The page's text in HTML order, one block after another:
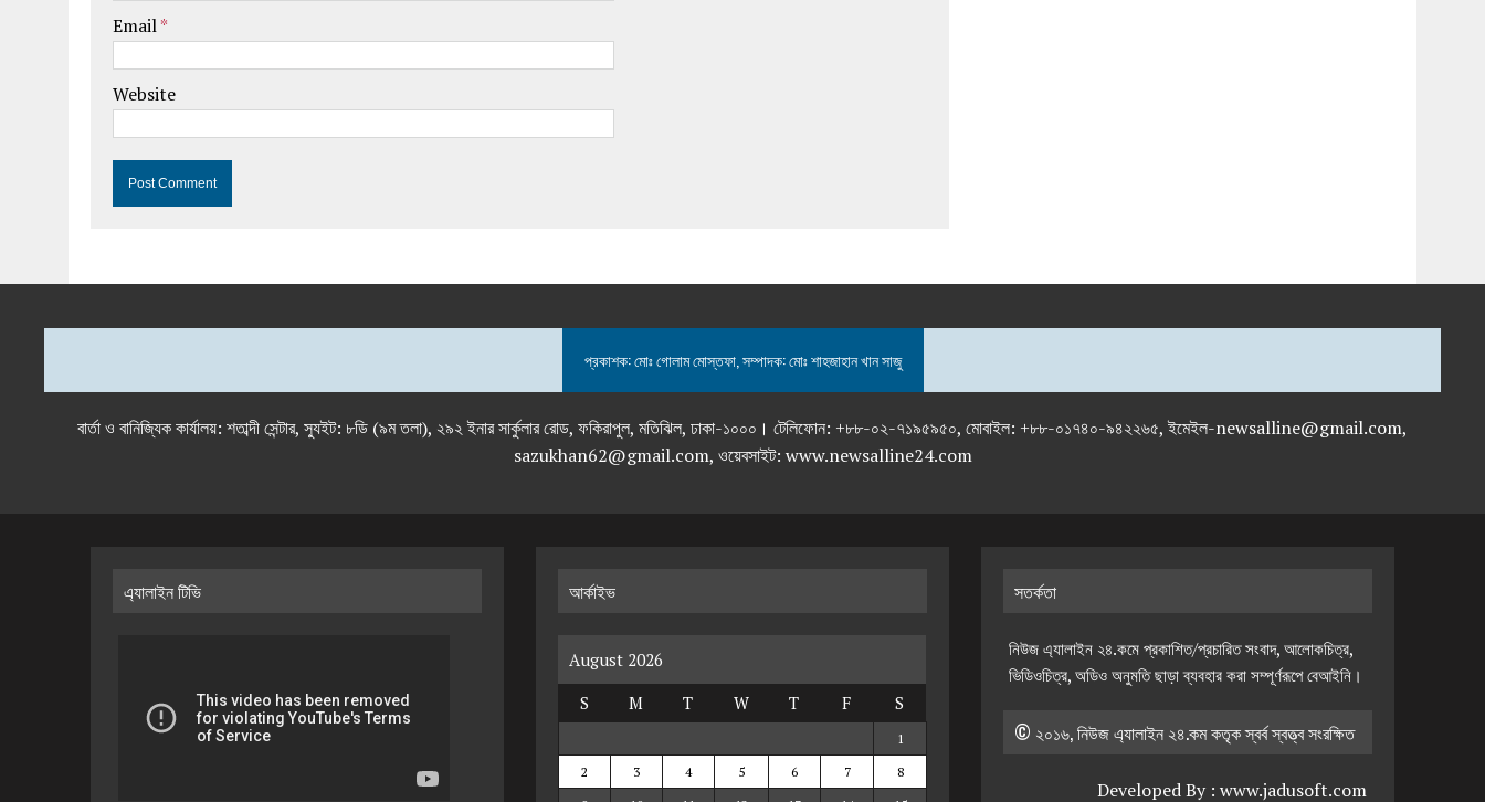
Email*
Website
প্রকাশক: মোঃ গোলাম মোস্তফা, সম্পাদক: মোঃ শাহজাহান খান সাজু
বার্তা ও বানিজ্যিক কার্যালয়: শতাব্দী সেন্টার, স্যুইট: ৮ডি (৯ম তলা), ২৯২ ইনার সার্কুলার রোড, ফকিরাপুল, মতিঝিল, ঢাকা-১০০০। টেলিফোন: +৮৮-০২-৭১৯৫৯৫০, মোবাইল: +৮৮-০১৭৪০-৯৪২২৬৫, ইমেইল-newsalline@gmail.com,
sazukhan62@gmail.com, ওয়েবসাইট: www.newsalline24.com
এ্যালাইন টিভি আর্কাইভ
August 2026
S
M T W T F S
1
2
3 4 5 6 7
8
সতর্কতা
নিউজ এ্যালাইন ২৪.কমে প্রকাশিত/প্রচারিত সংবাদ, আলোকচিত্র,
ভিডিওচিত্র, অডিও অনুমতি ছাড়া ব্যবহার করা সম্পূর্ণরূপে বেআইনি।
© ২০১৬, নিউজ এ্যালাইন ২৪.কম কতৃক স্বর্ব স্বত্ত্ব সংরক্ষিত
Developed By : www.jadusoft.com